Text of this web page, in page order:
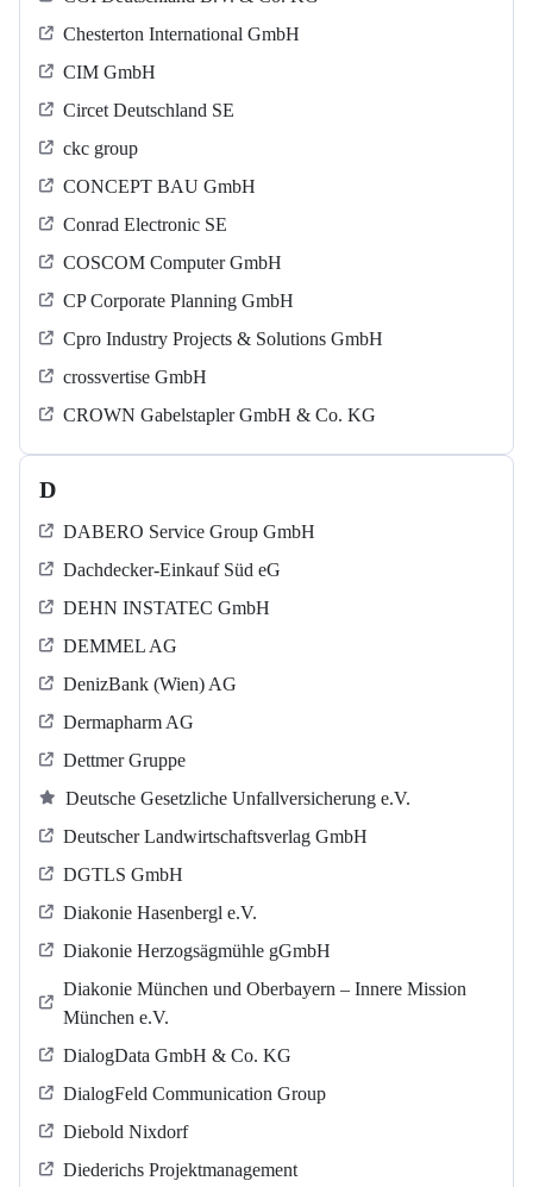
Chesterton International GmbH
CIM GmbH
Circet Deutschland SE
ckc group
CONCEPT BAU GmbH
Conrad Electronic SE
COSCOM Computer GmbH
CP Corporate Planning GmbH
Cpro Industry Projects & Solutions GmbH
crossvertise GmbH
CROWN Gabelstapler GmbH & Co. KG
D
DABERO Service Group GmbH
Dachdecker-Einkauf Süd eG
DEHN INSTATEC GmbH
DEMMEL AG
DenizBank (Wien) AG
Dermapharm AG
Dettmer Gruppe
Deutsche Gesetzliche Unfallversicherung e.V.
Deutscher Landwirtschaftsverlag GmbH
DGTLS GmbH
Diakonie Hasenbergl e.V.
Diakonie Herzogsägmühle gGmbH
Diakonie München und Oberbayern – Innere Mission
München e.V.
DialogData GmbH & Co. KG
DialogFeld Communication Group
Diebold Nixdorf
Diederichs Projektmanagement